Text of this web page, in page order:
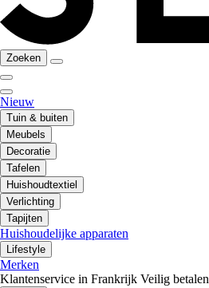
Zoeken
Nieuw
Tuin & buiten
Meubels
Decoratie
Tafelen
Huishoudtextiel
Verlichting
Tapijten
Huishoudelijke apparaten
Lifestyle
Merken
Klantenservice in Frankrijk Veilig betalen